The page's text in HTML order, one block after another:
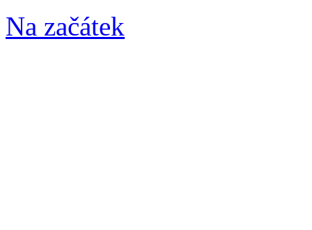
Na začátek